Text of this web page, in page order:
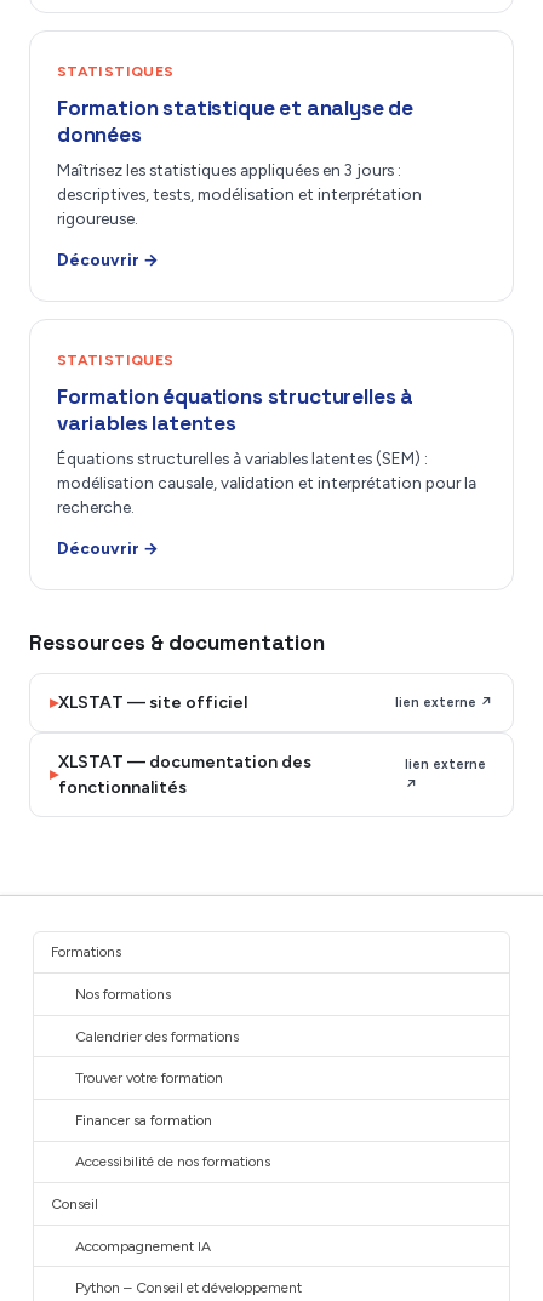
STATISTIQUES
Formation statistique et analyse de
données
Maîtrisez les statistiques appliquées en 3 jours :
descriptives, tests, modélisation et interprétation
rigoureuse.
Découvrir →
STATISTIQUES
Formation équations structurelles à
variables latentes
Équations structurelles à variables latentes (SEM) :
modélisation causale, validation et interprétation pour la
recherche.
Découvrir →
Ressources & documentation
▸XLSTAT — site officiel lien externe ↗
▸
XLSTAT — documentation des
fonctionnalités
lien externe
↗
Formations
Nos formations
Calendrier des formations
Trouver votre formation
Financer sa formation
Accessibilité de nos formations
Conseil
Accompagnement IA
Python – Conseil et développement